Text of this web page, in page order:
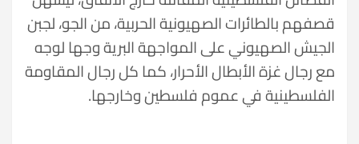
قصفهم بالطائرات الصهيونية الحربية، من الجو، لجبن
الجيش الصهيوني على المواجهة البرية وجها لوجه
مع رجال غزة الأبطال الأحرار، كما كل رجال المقاومة
الفلسطينية في عموم فلسطين وخارجها.